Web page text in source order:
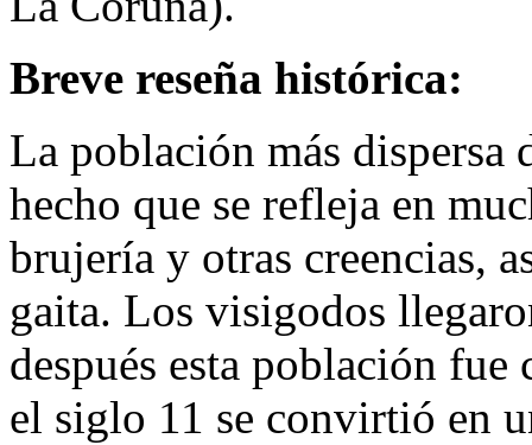
Breve reseña histórica:
La población más dispersa
hecho que se refleja en
brujería y otras creencias,
gaita. Los visigodos
después esta población
el siglo 11 se convirtió en